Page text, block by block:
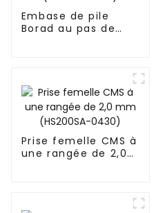
Embase de pile
Borad au pas de
Prise femelle CMS à
une rangée de 2,0